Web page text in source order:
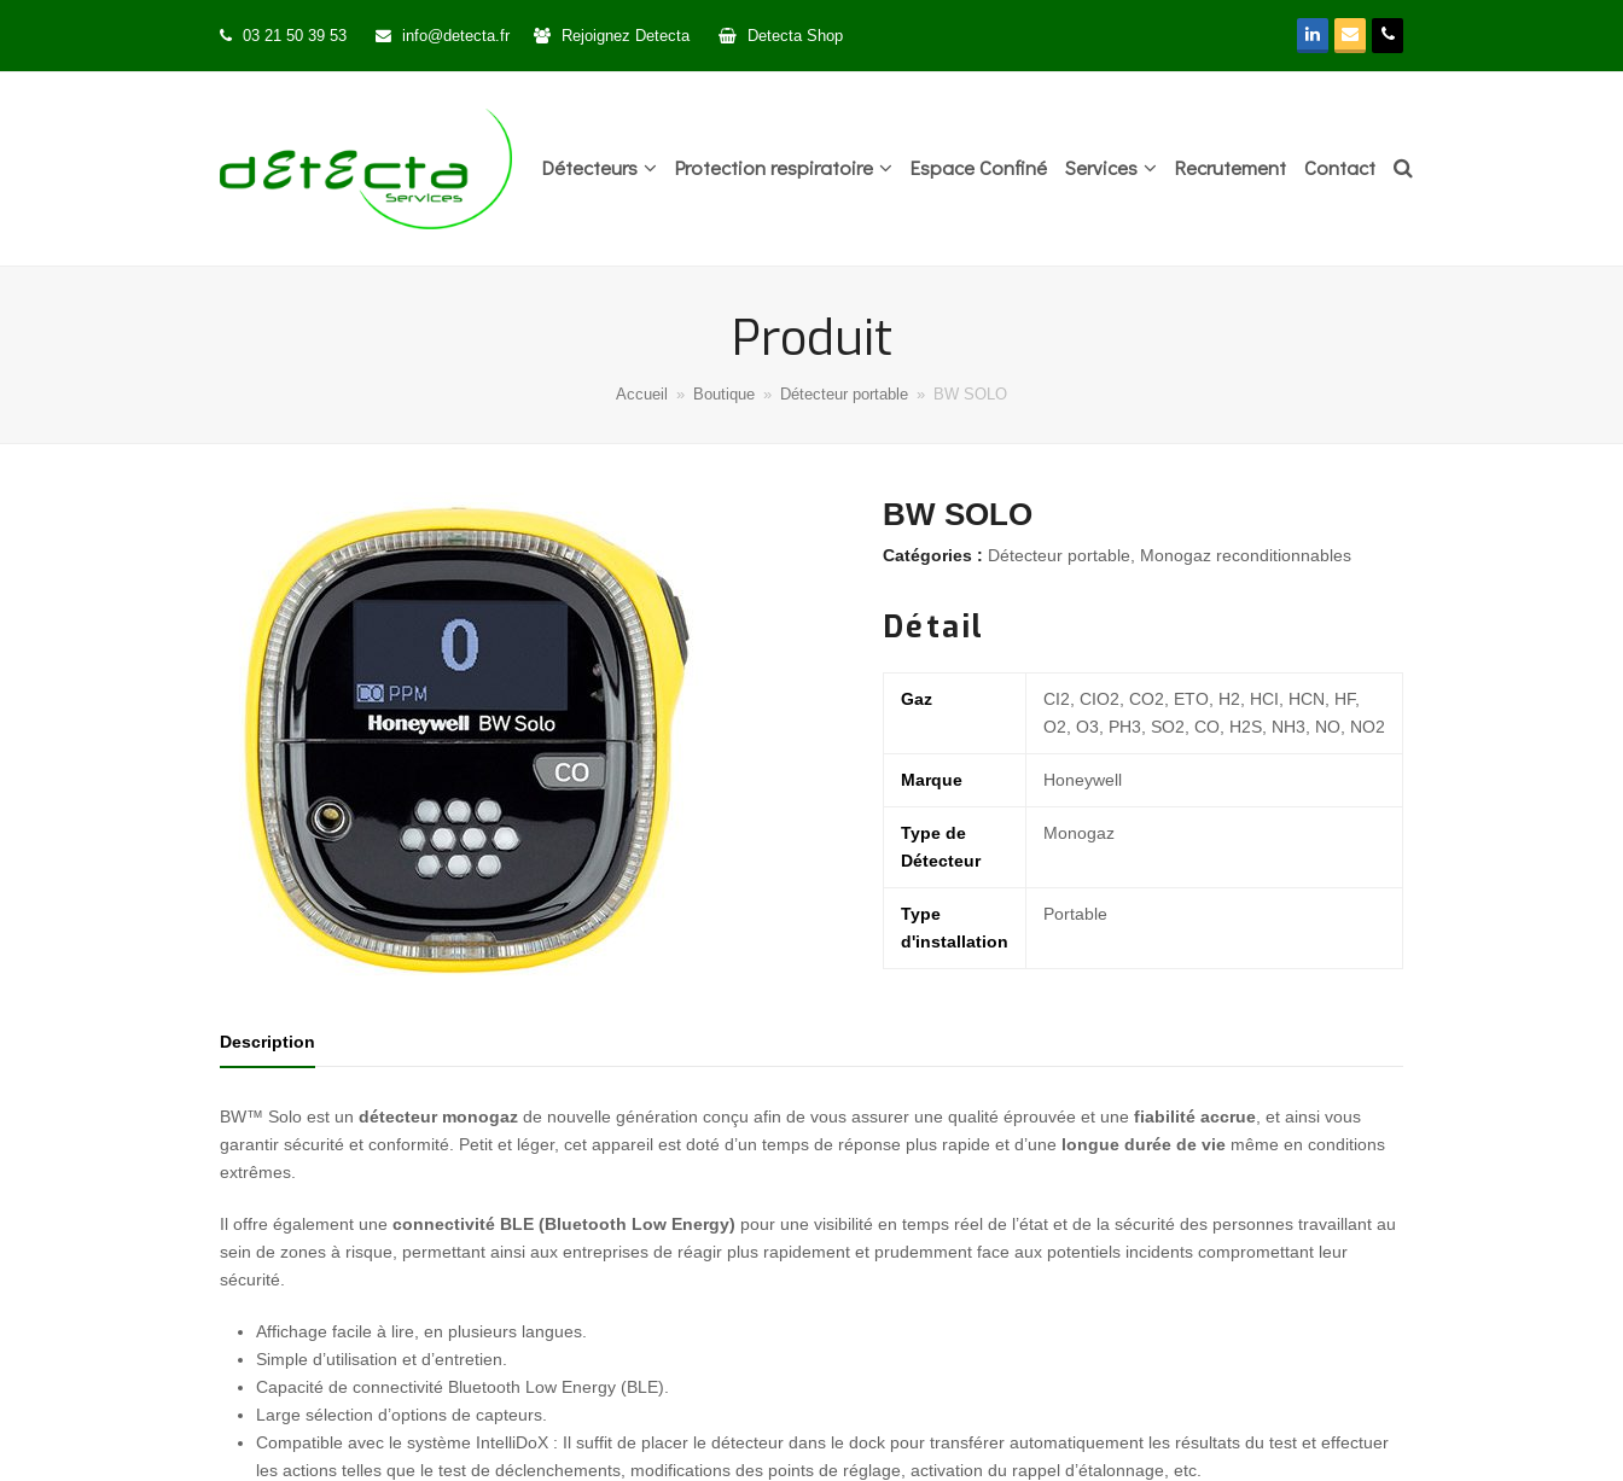
03 21 50 39 53 info@detecta.fr Rejoignez Detecta Detecta Shop LinkedIn
EmailPhone
Détecteurs Protection respiratoire Espace Confiné Services Recrutement Contact
Produit
Accueil » Boutique » Détecteur portable » BW SOLO
BW SOLO
Catégories : Détecteur portable Monogaz reconditionnables
Détail
Gaz
CI2, CIO2, CO2, ETO, H2, HCI, HCN, HF,
O2, O3, PH3, SO2, CO, H2S, NH3, NO, NO2
Marque Honeywell
Type de
Détecteur
Monogaz
Type
d'installation
Portable
Description
BW™ Solo est un détecteur monogaz de nouvelle génération conçu afin de vous assurer une qualité éprouvée et une fiabilité accrue , et ainsi vous
garantir sécurité et conformité. Petit et léger, cet appareil est doté d’un temps de réponse plus rapide et d’une longue durée de vie même en conditions
extrêmes.
Il offre également une connectivité BLE (Bluetooth Low Energy) pour une visibilité en temps réel de l’état et de la sécurité des personnes travaillant au
sein de zones à risque, permettant ainsi aux entreprises de réagir plus rapidement et prudemment face aux potentiels incidents compromettant leur
sécurité.
Affichage facile à lire, en plusieurs langues.
Simple d’utilisation et d’entretien.
Capacité de connectivité Bluetooth Low Energy (BLE).
Large sélection d’options de capteurs.
Compatible avec le système IntelliDoX : Il suffit de placer le détecteur dans le dock pour transférer automatiquement les résultats du test et effectuer
les actions telles que le test de déclenchements, modifications des points de réglage, activation du rappel d’étalonnage, etc.